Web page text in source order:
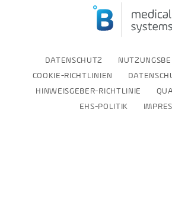
DATENSCHUTZ
COOKIE-RICHTLINIEN
HINWEISGEBER-RICHTLINIE
EHS-POLITIK